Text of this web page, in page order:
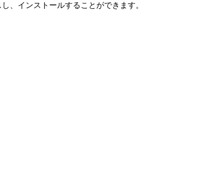
、インストールすることができます。